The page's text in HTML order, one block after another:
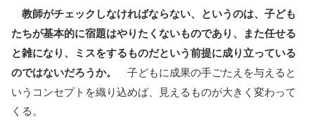
教師がチェックしなければならない、というのは、子ども
たちが基本的に宿題はやりたくないものであり、また任せる
と雑になり、ミスをするものだという前提に成り立っている
のではないだろうか。
子どもに成果の手ごたえを与えると
いうコンセプトを織り込めば、見えるものが大きく変わって
くる。